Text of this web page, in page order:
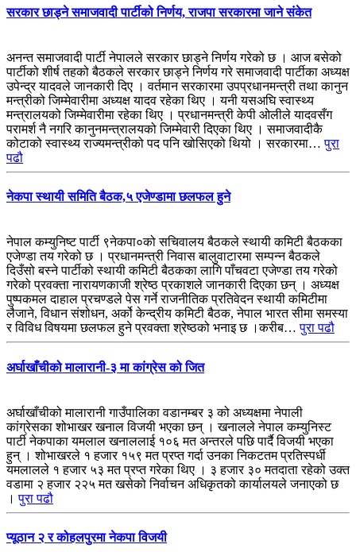
सरकार छाड्ने समाजवादी पार्टीको निर्णय, राजपा सरकारमा जाने संकेत
अनन्त समाजवादी पार्टी नेपालले सरकार छाड्ने निर्णय गरेको छ । आज बसेको
पार्टीको शीर्ष तहको बैठकले सरकार छाड्ने निर्णय गरे समाजवादी पार्टीका अध्यक्ष
उपेन्द्र यादवले जानकारी दिए । वर्तमान सरकारमा उपप्रधानमन्त्री तथा कानुन
मन्त्रीको जिम्मेवारीमा अध्यक्ष यादव रहेका थिए । यनी यसअघि स्वास्थ्य
मन्त्रालयको जिम्मेवारीमा रहेका थिए । प्रधानमन्त्री केपी ओलीले यादवसँग
परामर्श नै नगरि कानुनमन्त्रालयको जिम्मेवारी दिएका थिए । समाजवादीकै
कोटाको स्वास्थ्य राज्यमन्त्रीको पद पनि खोसिएको थियो । सरकारमा…पुरा
पढौ
नेकपा स्थायी समिति बैठक,५ एजेण्डामा छलफल हुने
नेपाल कम्युनिष्ट पार्टी ९नेकपा०को सचिवालय बैठकले स्थायी कमिटी बैठकका
एजेण्डा तय गरेको छ । प्रधानमन्त्री निवास बालुवाटारमा सम्पन्न बैठकले
दिउँसो बस्ने पार्टीको स्थायी कमिटी बैठकका लागि पाँचवटा एजेण्डा तय गरेको
गरेको प्रवक्ता नारायणकाजी श्रेष्ठ प्रकाशले जानकारी दिएका छन् । अध्यक्ष
पुष्पकमल दाहाल प्रचण्डले पेस गर्ने राजनीतिक प्रतिवेदन स्थायी कमिटीमा
लैजाने, विधान संशोधन, अर्को केन्द्रीय कमिटी बैठक, नेपाल भारत सीमा समस्या
र विविध विषयमा छलफल हुने प्रवक्ता श्रेष्ठको भनाइ छ ।करीब…पुरा पढौ
अर्घाखाँचीको मालारानी-३ मा कांग्रेस को जित
अर्घाखाँचीको मालारानी गाउँपालिका वडानम्बर ३ को अध्यक्षमा नेपाली
कांग्रेसका शोभाखर खनाल विजयी भएका छन् । खनालले नेपाल कम्युनिस्ट
पार्टी नेकपाका यमलाल खनाललाई १०६ मत अन्तरले पछि पार्दै विजयी भएका
हुन् । शोभाखरले १ हजार १५९ मत प्रप्त गर्दा उनका निकटतम प्रतिस्पर्धी
यमलालले १ हजार ५३ मत प्रप्त गरेका थिए । ३ हजार ३० मतदाता रहेको उक्त
वडामा २ हजार २२५ मत खसेको निर्वाचन अधिकृतको कार्यालयले जनाएको छ
।पुरा पढौ
प्यूठान २ र कोहलपुरमा नेकपा विजयी